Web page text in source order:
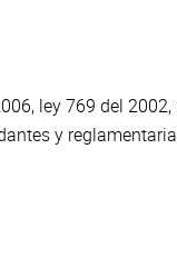
ley 769 del
y